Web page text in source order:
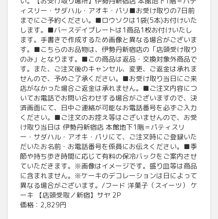
ィスリー・サダハル・アオキ・パリ■お受け取りの7日前
までにご予約ください。■ロウソクは1袋(5本)お付けいた
します。■バースデイプレートは1商品1枚お付けいたし
ます。手書きで作成するため画像と異なる場合がございま
す。■こちらのお品物は、伊勢丹新宿店の「店頭受け取り
のみ」となります。■この商品は返品・交換対象外商品で
す。また、ご注文後のキャンセル、変更、ご返金は承れま
せんので、予めご了承ください。■お受け取り当日にご来
店がなかった場合ご返金は承れません。■ご注文内容につ
いてお電話でお問い合わせする場合がございますので、決
済画面にて、日中ご連絡が可能なお電話番号を必ずご入力
ください。■ご注文のお控え等はございませんので、お受
け取り当日は 伊勢丹新宿店 本館地下1階＝パティスリ
ー・サダハル・アオキ・パリにて、ご注文時にご登録いた
だいたお名前・お電話番号を係員にお伝えください。■季
節や持ち歩き時間に応じて有料の保冷バックをご案内させ
ていただきます。※画像はイメージです。盛り皿等は商品
に含まれません。※ケーキのデコレーションは日によって
異なる場合がございます。/フード 洋菓子（スイーツ） ケ
ーキ 【店頭受取／新宿】サヤ 2P
価格：2,829円